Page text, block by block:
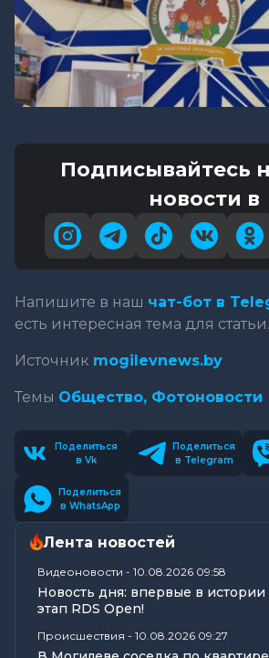
Подписывайтесь
новости в
Напишите в наш чат-бот в
есть интересная тема для статьи.
Источник mogilevnews.by
Темы Общество, Фотоновости
Поделиться
в Vk
Поделиться
в Telegram
Поделиться
в WhatsApp
Лента новостей
Видеоновости - 10.08.2026 09:58
Новость дня: впервые в
этап RDS Open!
Происшествия - 10.08.2026 09:27